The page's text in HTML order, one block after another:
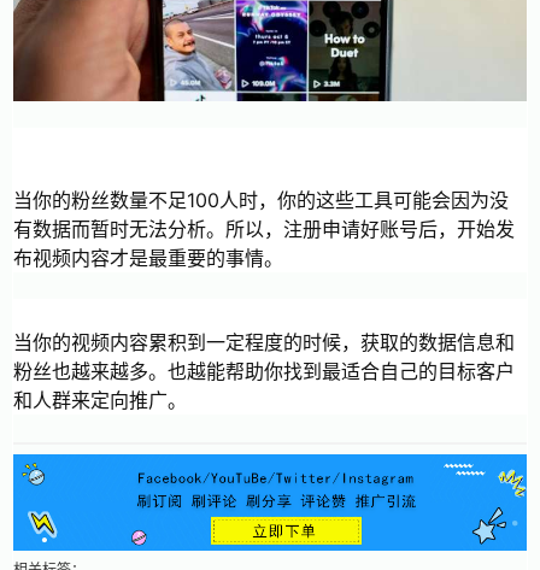
当你的粉丝数量不足100人时，你的这些工具可能会因为没
有数据而暂时无法分析。所以，注册申请好账号后，开始发
布视频内容才是最重要的事情。
当你的视频内容累积到一定程度的时候，获取的数据信息和
粉丝也越来越多。也越能帮助你找到最适合自己的目标客户
和人群来定向推广。